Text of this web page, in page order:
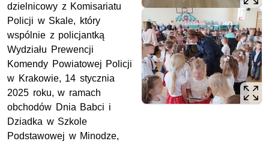
dzielnicowy z Komisariatu
Policji w Skale, który
wspólnie z policjantką
Wydziału Prewencji
Komendy Powiatowej Policji
w Krakowie, 14 stycznia
2025 roku, w ramach
obchodów Dnia Babci i
Dziadka w Szkole
Podstawowej w Minodze,